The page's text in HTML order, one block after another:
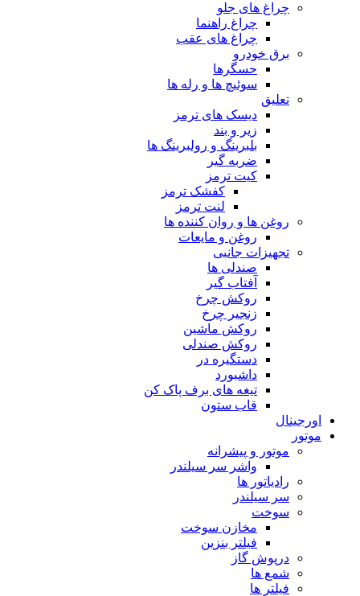
چراغ های جلو
چراغ راهنما
چراغ های عقب
برق خودرو
حسگرها
سوئیچ ها و رله ها
تعلیق
دیسک های ترمز
زیر و بند
بلبرینگ و رولبرینگ ها
ضربه گیر
کیت ترمز
کفشک ترمز
لنت ترمز
روغن ها و روان کننده ها
روغن و مایعات
تجهیزات جانبی
صندلی ها
آفتاب گیر
روکش چرخ
زنجیر چرخ
روکش ماشین
روکش صندلی
دستگیره در
داشبورد
تیغه های برف پاک کن
قاب ستون
اورجینال
موتور
موتور و پیشرانه
واشر سر سیلندر
رادیاتور ها
سر سیلندر
سوخت
مخازن سوخت
فیلتر بنزین
درپوش گاز
شمع ها
فیلتر ها